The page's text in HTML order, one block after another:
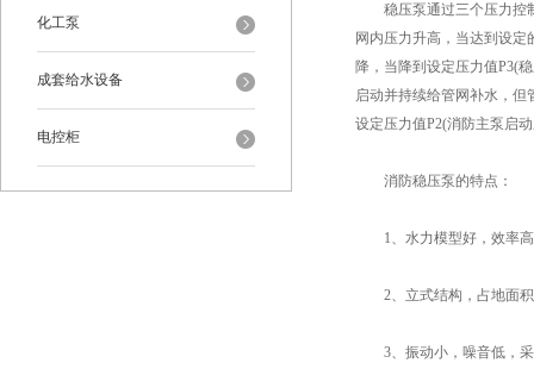
化工泵
成套给水设备
电控柜
稳压泵通过三个压力控制
网内压力升高，当达到设
降，当降到设定压力值P3(
启动并持续给管网补水，
设定压力值P2(消防主泵启
消防稳压泵的特点：
1、水力模型好，效率高
2、立式结构，占地面积
3、振动小，噪音低，采